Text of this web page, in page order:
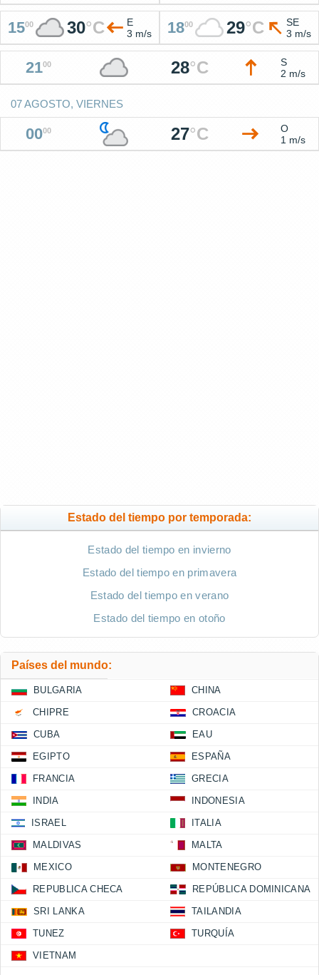
1500 30°C
E
3 m/s
1800 29°C
SE
3 m/s
2100 28°C
S
2 m/s
07 AGOSTO, VIERNES
0000 27°C
O
1 m/s
Estado del tiempo por temporada:
Estado del tiempo en invierno
Estado del tiempo en primavera
Estado del tiempo en verano
Estado del tiempo en otoño
Países del mundo:
BULGARIA CHINA
CHIPRE CROACIA
CUBA EAU
EGIPTO ESPAÑA
FRANCIA GRECIA
INDIA INDONESIA
ISRAEL ITALIA
MALDIVAS MALTA
MEXICO MONTENEGRO
REPUBLICA CHECA REPÚBLICA DOMINICANA
SRI LANKA TAILANDIA
TUNEZ TURQUÍA
VIETNAM